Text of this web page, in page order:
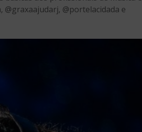
@graxaajudarj, @portelacidada e